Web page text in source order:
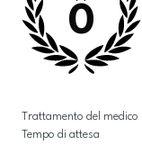
0
Trattamento del medico
Tempo di attesa